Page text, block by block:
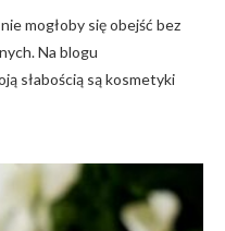
mogłoby się obejść bez
Na blogu
słabością są kosmetyki